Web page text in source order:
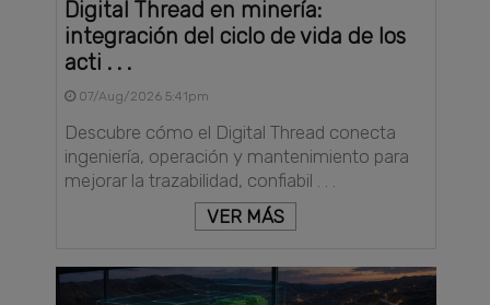
Digital Thread en minería:
integración del ciclo de vida de los
acti . . .
07/Aug/2026 5:41pm
Descubre cómo el Digital Thread conecta
ingeniería, operación y mantenimiento para
mejorar la trazabilidad, confiabil . . .
VER MÁS